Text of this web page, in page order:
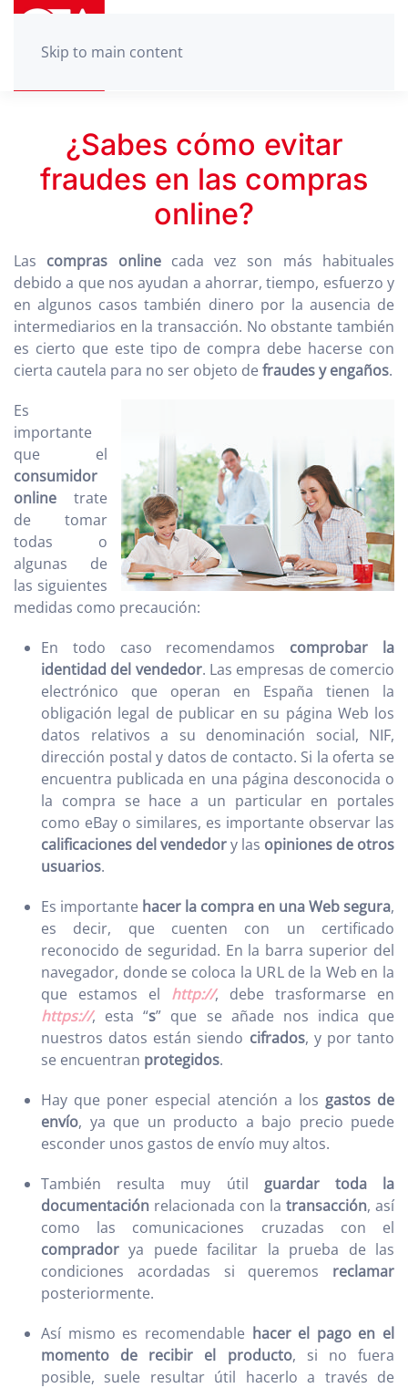
Skip to main content
¿Sabes cómo evitar
fraudes en las compras
online?
Las compras onlinecada vez son más habituales
debido a que nos ayudan a ahorrar, tiempo, esfuerzo y
en algunos casos también dinero por la ausencia de
intermediarios en la transacción. No obstante también
es cierto que este tipo de compra debe hacerse con
cierta cautela para no ser objeto de fraudes y engaños.
Es
importante
que el
consumidor
online trate
de tomar
todas o
algunas de
las siguientes
medidas como precaución:
En todo caso recomendamos comprobar la
identidad del vendedor. Las empresas de comercio
electrónico que operan en España tienen la
obligación legal de publicar en su página Web los
datos relativos a su denominación social, NIF,
dirección postal y datos de contacto. Si la oferta se
encuentra publicada en una página desconocida o
la compra se hace a un particular en portales
como eBay o similares, es importante observar las
calificaciones del vendedory las opiniones de otros
usuarios.
Es importante hacer la compra en una Web segura,
es decir, que cuenten con un certificado
reconocido de seguridad. En la barra superior del
navegador, donde se coloca la URL de la Web en la
que estamos el http://, debe trasformarse en
https://, esta “s” que se añade nos indica que
nuestros datos están siendo cifrados, y por tanto
se encuentran protegidos.
Hay que poner especial atención a los gastos de
envío, ya que un producto a bajo precio puede
esconder unos gastos de envío muy altos.
También resulta muy útil guardar toda la
documentación relacionada con la transacción, así
como las comunicaciones cruzadas con el
comprador ya puede facilitar la prueba de las
condiciones acordadas si queremos reclamar
posteriormente.
Así mismo es recomendable hacer el pago en el
momento de recibir el producto, si no fuera
posible, suele resultar útil hacerlo a través de